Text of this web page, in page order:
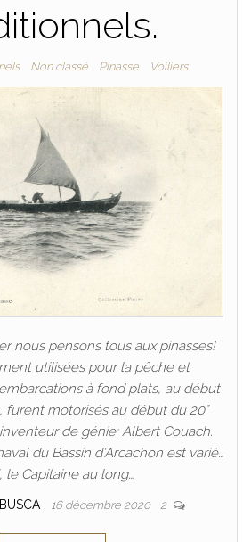
Non classé Pinasse Voiliers
nous pensons tous aux pinasses!
utilisées pour la pêche et
à fond plats, au début
furent motorisés au début du 20°
de génie: Albert Couach.
du Bassin d’Arcachon est varié…
le Capitaine au long…
16 décembre 2020 2